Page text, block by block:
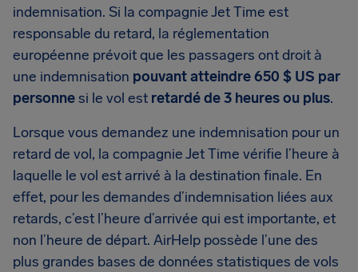
indemnisation. Si la compagnie Jet Time est
responsable du retard, la réglementation
européenne prévoit que les passagers ont droit à
une indemnisation pouvant atteindre 650 $ US par
personnesi le vol est retardé de 3 heures ou plus.
Lorsque vous demandez une indemnisation pour un
retard de vol, la compagnie Jet Time vérifie l’heure à
laquelle le vol est arrivé à la destination finale. En
effet, pour les demandes d’indemnisation liées aux
retards, c’est l’heure d’arrivée qui est importante, et
non l’heure de départ. AirHelp possède l’une des
plus grandes bases de données statistiques de vols